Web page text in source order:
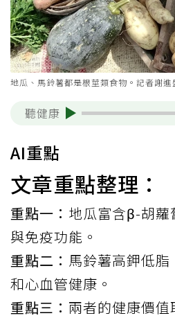
地瓜、馬鈴薯都是根莖類食物。記者謝進
聽健康
AI重點
文章重點整理：
重點一： 地瓜富含β-胡蘿
與免疫功能。
重點二： 馬鈴薯高鉀低
和心血管健康。
重點三： 兩者的健康價